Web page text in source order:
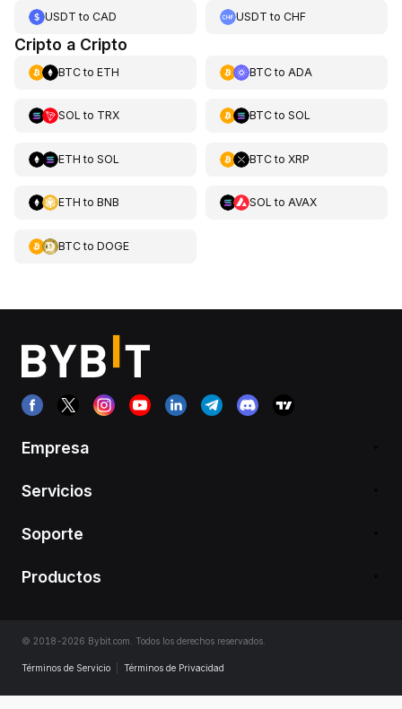
USDT to CAD USDT toCHF
Cripto a Cripto
BTCto ETH BTCto ADA
SOL to TRX BTCto SOL
ETH to SOL BTCto XRP
ETH to BNB SOL to AVAX
BTCto DOGE
Empresa
Servicios
Soporte
Productos
© 2018-2026 Bybit.com. Todos los derechos reservados.
Términos de Servicio Términos de Privacidad